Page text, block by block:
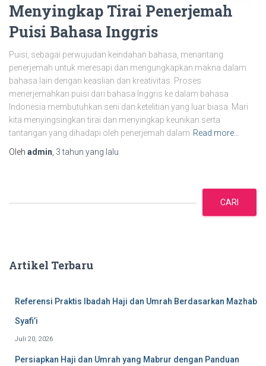
Menyingkap Tirai Penerjemah
Puisi Bahasa Inggris
Puisi, sebagai perwujudan keindahan bahasa, menantang
penerjemah untuk meresapi dan mengungkapkan makna dalam
bahasa lain dengan keaslian dan kreativitas. Proses
menerjemahkan puisi dari bahasa Inggris ke dalam bahasa
Indonesia membutuhkan seni dan ketelitian yang luar biasa. Mari
kita menyingsingkan tirai dan menyingkap keunikan serta
tantangan yang dihadapi oleh penerjemah dalam Read more…
Oleh admin 3 tahun yang lalu
a
CARI
Artikel Terbaru
Referensi Praktis Ibadah Haji dan Umrah Berdasarkan Mazhab
Syafi’i
Juli 20, 2026
Persiapkan Haji dan Umrah yang Mabrur dengan Panduan